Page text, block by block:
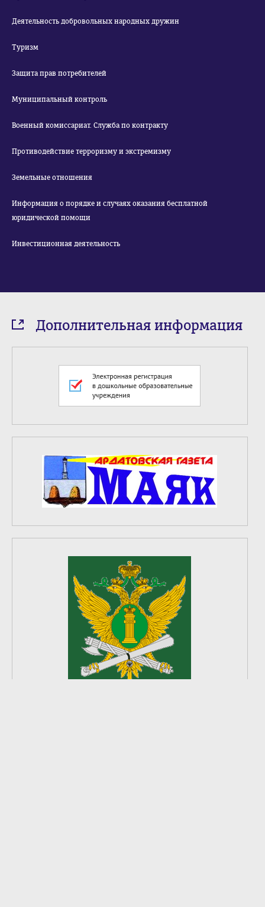
Деятельность добровольных народных дружин
Туризм
Защита прав потребителей
Муниципальный контроль
Военный комиссариат. Служба по контракту
Противодействие терроризму и экстремизму
Земельные отношения
Информация о порядке и случаях оказания бесплатной
юридической помощи
Инвестиционная деятельность
Дополнительная информация